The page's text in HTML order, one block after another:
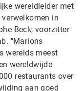
wereldleider met
in
Beck, voorzitter
"Marions
werelds meest
wereldwijde
restaurants over
aan goed